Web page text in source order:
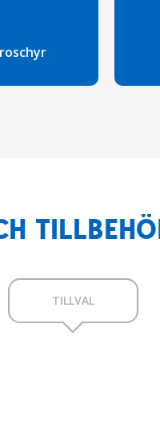
TILLVAL